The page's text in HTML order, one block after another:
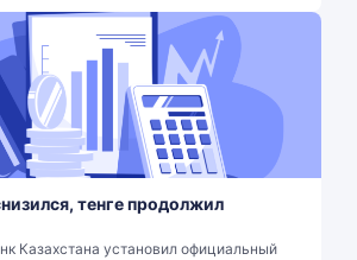
тенге продолжил
Казахстана установил официальный